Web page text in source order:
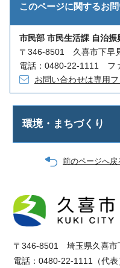
このページに関するお
市民部 市民生活課 自治振
〒346-8501 久喜市下早
電話：0480-22-1111 フ
お問い合わせは専用
環境・まちづくり
前のページへ戻
〒346-8501 埼玉県久喜市
電話：0480-22-1111（代表